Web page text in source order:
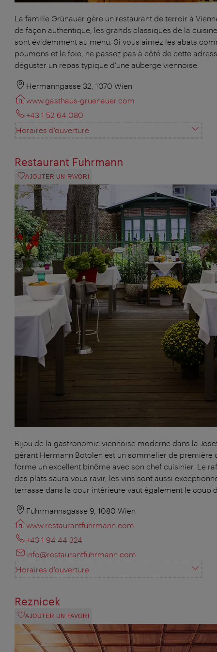
La famille Grünauer gère un restaurant de terroir à
de façon authentique, les grands classiques de la
sont évidemment au menu. Si vous aimez les abats
poumons et le foie, ne passez pas à côté de cette
déguster un repas typique d'une auberge viennoise.
Hermanngasse 32, 1070 Wien
www.gasthaus-gruenauer.com
+43 1 52 64 080
Horaires d'ouverture
Restaurant Fuhrmann
AJOUTER UN FAVORI
Bijou de la gastronomie viennoise moderne dans la
gérant Hermann Botolen est un sommelier de première
forme un excellent binôme avec son chef cuisinier. Le
des plats saura vous ravir, les vins sont aussi
terrasse dans la cour intérieure vaut également le coup
Fuhrmannsgasse 9, 1080 Wien
www.restaurantfuhrmann.com
+43 1 94 44 324
info@restaurantfuhrmann.com
Horaires d'ouverture
Reznicek
AJOUTER UN FAVORI